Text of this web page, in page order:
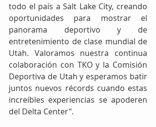
todo el país a Salt Lake City, creando
oportunidades para mostrar el
panorama deportivo y de
entretenimiento de clase mundial de
Utah. Valoramos nuestra continua
colaboración con TKO y la Comisión
Deportiva de Utah y esperamos batir
juntos nuevos récords cuando estas
increíbles experiencias se apoderen
del Delta Center".